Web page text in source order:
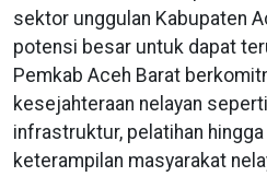
sektor unggulan Kabupaten
potensi besar untuk dapat
Pemkab Aceh Barat
kesejahteraan nelayan
infrastruktur, pelatihan
keterampilan masyarakat